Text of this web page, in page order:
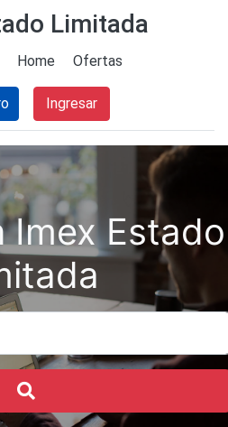
Limitada
Home Ofertas
Ingresar
Imex Estado